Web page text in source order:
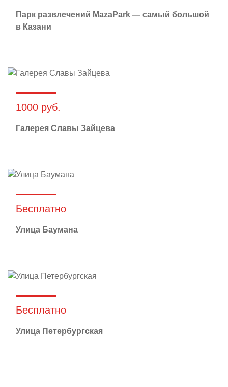
Парк развлечений MazaPark — самый большой
в Казани
1000 руб.
Галерея Славы Зайцева
Бесплатно
Улица Баумана
Бесплатно
Улица Петербургская